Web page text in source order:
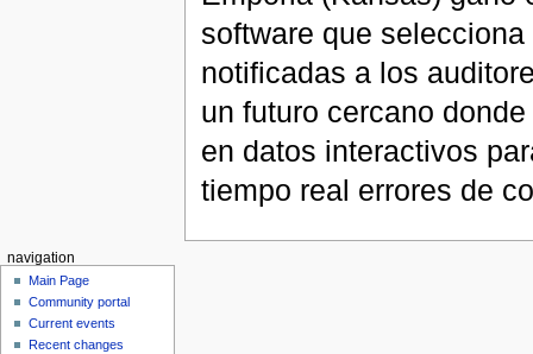
software que
notificadas a los
un futuro cercano
en datos interactivos
tiempo real errores de
navigation
Main Page
Community portal
Current events
Recent changes